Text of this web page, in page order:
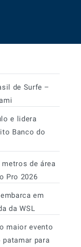
de Surfe –
e lidera
Banco do
metros de área
Pro 2026
em
da WSL
maior evento
patamar para